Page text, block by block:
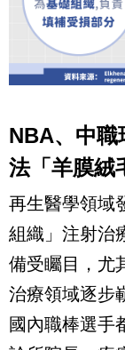
NBA、中職
法「羊膜絨
再生醫學領域
組織」注射治
備受矚目，尤
治療領域逐步
國內職棒選手